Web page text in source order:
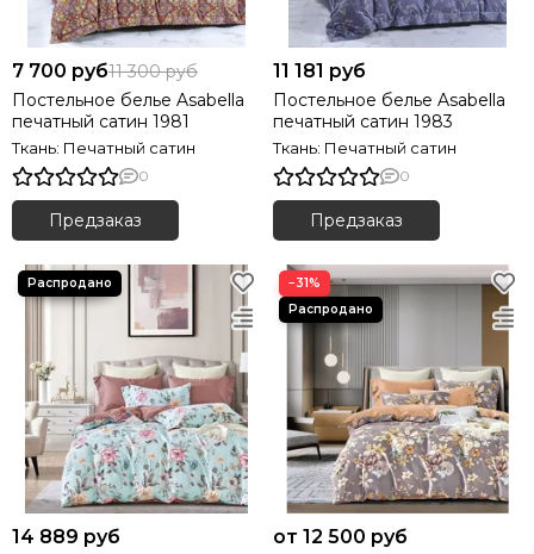
7 700 руб11 300 руб
Постельное белье Asabella
печатный сатин 1981
Ткань: Печатный сатин
0
Предзаказ
11 181 руб
Постельное белье Asabella
печатный сатин 1983
Ткань: Печатный сатин
0
Предзаказ
14 889 руб
−31%
от 12 500 руб